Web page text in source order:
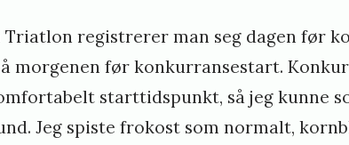
registrerer man seg dagen før
morgenen før konkurransestart.
starttidspunkt, så jeg kunne
Jeg spiste frokost som normalt,